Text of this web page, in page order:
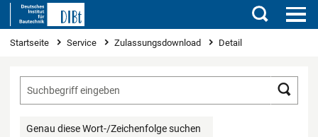
Suchen
Sie sind hier
Startseite Service Zulassungsdownload Detail
Genau diese Wort-/Zeichenfolge suchen